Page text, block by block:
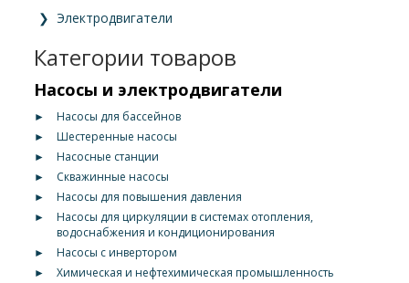
❯ Электродвигатели
Категории товаров
Насосы и электродвигатели
►
Насосы для бассейнов
►
Шестеренные насосы
►
Насосные станции
►
Скважинные насосы
►
Насосы для повышения давления
►
Насосы для циркуляции в системах отопления,
водоснабжения и кондиционирования
►
Насосы с инвертором
►
Химическая и нефтехимическая промышленность